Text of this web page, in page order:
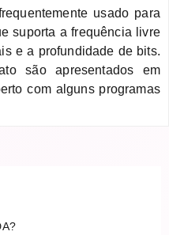
usado para
suporta a frequência livre
e a profundidade de bits.
são apresentados em
com alguns programas